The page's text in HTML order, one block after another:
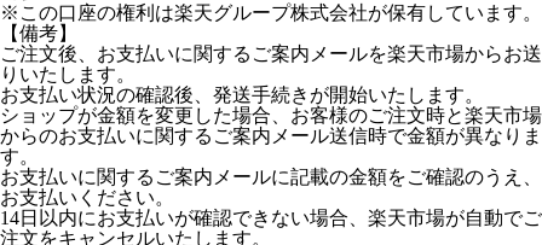
※この口座の権利は楽天グループ株式会社が保有しています。
【備考】
ご注文後、お支払いに関するご案内メールを楽天市場からお送
りいたします。
お支払い状況の確認後、発送手続きが開始いたします。
ショップが金額を変更した場合、お客様のご注文時と楽天市場
からのお支払いに関するご案内メール送信時で金額が異なりま
す。
お支払いに関するご案内メールに記載の金額をご確認のうえ、
お支払いください。
14日以内にお支払いが確認できない場合、楽天市場が自動でご
注文をキャンセルいたします。